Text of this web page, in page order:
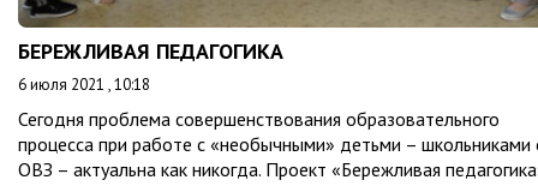
БЕРЕЖЛИВАЯ ПЕДАГОГИКА
6 июля 2021 , 10:18
Сегодня проблема совершенствования образовательного
процесса при работе с «необычными» детьми – школьниками
ОВЗ – актуальна как никогда. Проект «Бережливая